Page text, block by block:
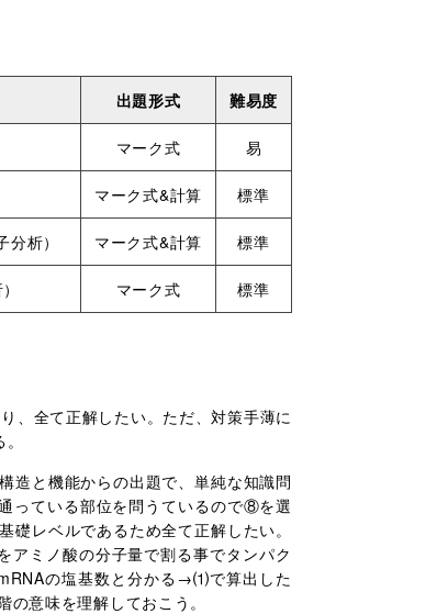
出題形式 難易度
マーク式 易
マーク式&計算 標準
析） マーク式&計算 標準
マーク式 標準
、全て正解したい。ただ、対策手薄に
造と機能からの出題で、単純な知識問
っている部位を問うているので⑧を選
レベルであるため全て正解したい。
アミノ酸の分子量で割る事でタンパク
の塩基数と分かる→⑴で算出した
意味を理解しておこう。